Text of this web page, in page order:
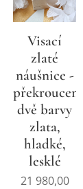
Visací
zlaté
náušnice -
dvě barvy
zlata,
hladké,
lesklé
21 980,00